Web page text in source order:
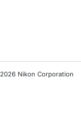
2026 Nikon Corporation